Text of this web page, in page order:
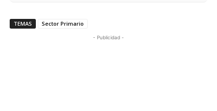
TEMAS Sector Primario
- Publicidad -